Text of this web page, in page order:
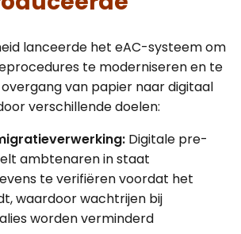
lanceerde het eAC-systeem om
te moderniseren en te
van papier naar digitaal
verschillende doelen:
Digitale pre-
ambtenaren in staat
te verifiëren voordat het
waardoor wachtrijen bij
worden verminderd